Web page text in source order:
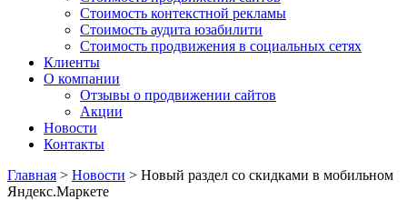
Стоимость контекстной рекламы
Стоимость аудита юзабилити
Стоимость продвижения в социальных сетях
Клиенты
О компании
Отзывы о продвижении сайтов
Акции
Новости
Контакты
Главная > Новости > Новый раздел со скидками в мобильном
Яндекс.Маркете